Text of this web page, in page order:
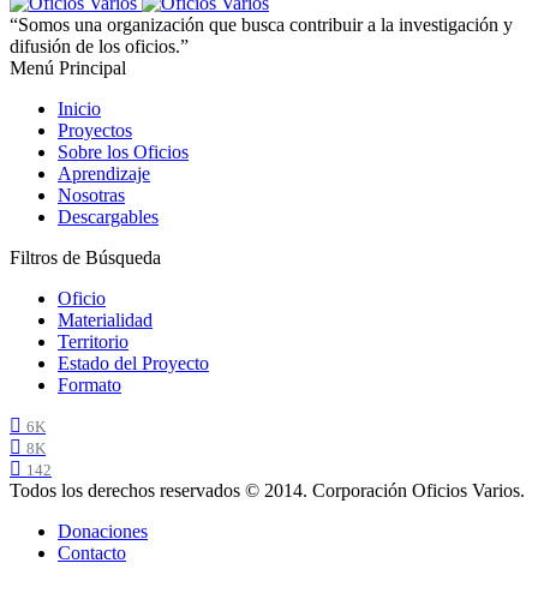
“Somos una organización que busca contribuir a la investigación y
difusión de los oficios.”
Menú Principal
Inicio
Proyectos
Sobre los Oficios
Aprendizaje
Nosotras
Descargables
Filtros de Búsqueda
Oficio
Materialidad
Territorio
Estado del Proyecto
Formato
6K
8K
142
Todos los derechos reservados © 2014. Corporación Oficios Varios.
Donaciones
Contacto